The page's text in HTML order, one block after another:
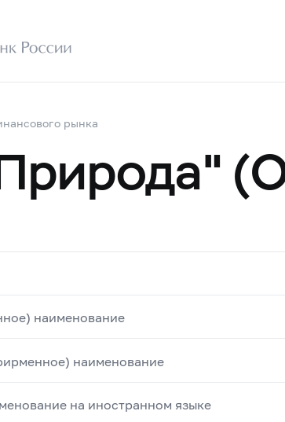
рынка
наименование
наименование
на иностранном языке